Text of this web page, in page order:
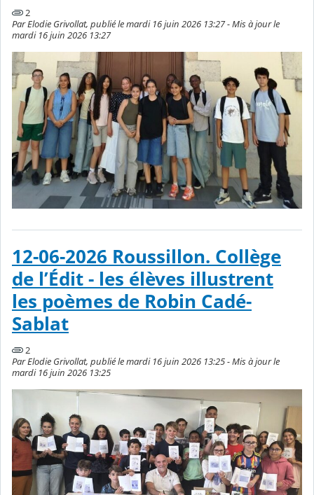
2
Par Elodie Grivollat, publié le mardi 16 juin 2026 13:27 - Mis à jour le
mardi 16 juin 2026 13:27
12-06-2026 Roussillon. Collège
de l’Édit - les élèves illustrent
les poèmes de Robin Cadé-
Sablat
2
Par Elodie Grivollat, publié le mardi 16 juin 2026 13:25 - Mis à jour le
mardi 16 juin 2026 13:25